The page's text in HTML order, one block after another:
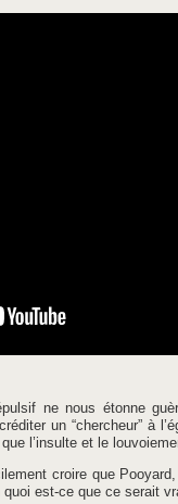
ne nous étonne
un “chercheur” à
l’insulte et le
croire que
quoi est-ce que ce serait